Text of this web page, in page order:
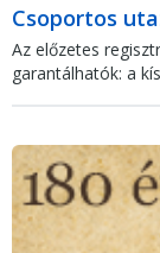
Csoportos
Az előzetes
garantálhatók: a